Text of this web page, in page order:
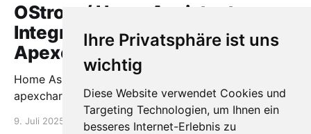
Ihre Privatsphäre ist uns
wichtig
Diese Website verwendet Cookies und
Targeting Technologien, um Ihnen ein
besseres Internet-Erlebnis zu
OStrom / Home Assistant
Integration via HACS +
Apexcharts
Home Assistant OStrom Integration via HACS +
apexcharts
9. Juli 2025 1 min read